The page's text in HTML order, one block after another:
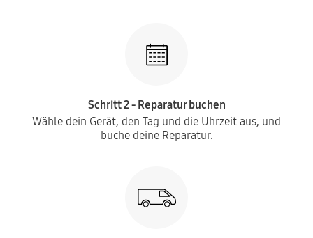
Schritt 2 - Reparatur buchen
Wähle dein Gerät, den Tag und die Uhrzeit aus, und
buche deine Reparatur.